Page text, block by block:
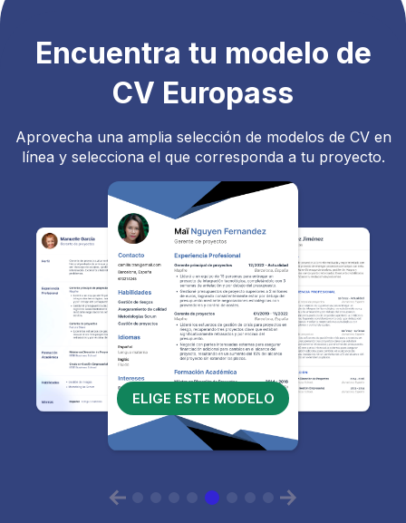
Encuentra tu modelo de
CV Europass
Aprovecha una amplia selección de modelos de CV en
línea y selecciona el que corresponda a tu proyecto.
ELIGE ESTE MODELO